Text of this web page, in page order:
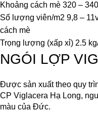
Khoảng cách mè 320 –
Số lượng viên/m2 9,8 –
cách mè
Trọng lượng (xấp xỉ) 2.5
NGÓI LỢP
Được sản xuất theo quy
CP Viglacera Hạ Long,
màu của Đức.